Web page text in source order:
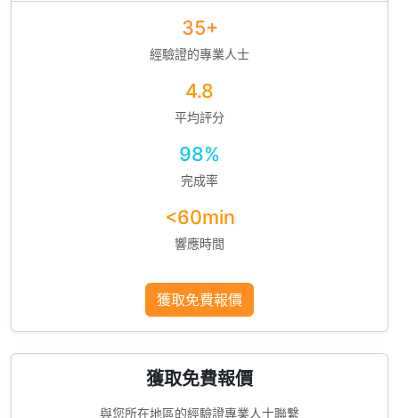
35+
經驗證的專業人士
4.8
平均評分
98%
完成率
<60min
響應時間
獲取免費報價
獲取免費報價
與您所在地區的經驗證專業人士聯繫